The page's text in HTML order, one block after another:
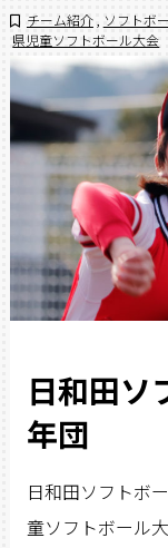
チーム紹介 , ソフトボ
県児童ソフトボール大会
日和田ソ
年団
日和田ソフトボ
童ソフトボール